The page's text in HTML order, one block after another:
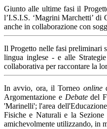
Giunto alle ultime fasi il
l’I.S.I.S. ‘Magrini Marchetti’
anche in collaborazione con
Il Progetto nelle fasi preliminari
lingua inglese - e alle
collaborativa per raccontare la
In avvio, ora, il Torneo online
Argomentazione e Debatedel
'Marinelli'; l'area
Fisiche e Naturali e la
amichevolmente utilizzando, in